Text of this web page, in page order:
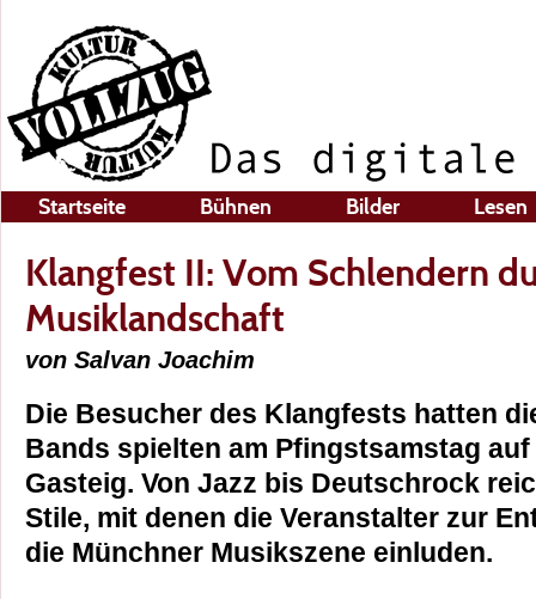
Startseite Bühnen Bilder Lesen
Klangfest II: Vom Schlendern
Musiklandschaft
von Salvan Joachim
Die Besucher des Klangfests hatten
Bands spielten am Pfingstsamstag
Gasteig. Von Jazz bis Deutschrock
Stile, mit denen die Veranstalter zur
die Münchner Musikszene einluden.